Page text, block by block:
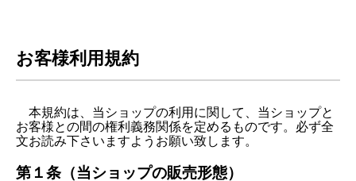
お客様利用規約
本規約は、当ショップの利用に関して、当ショップと
お客様との間の権利義務関係を定めるものです。必ず全
文お読み下さいますようお願い致します。
第１条（当ショップの販売形態）